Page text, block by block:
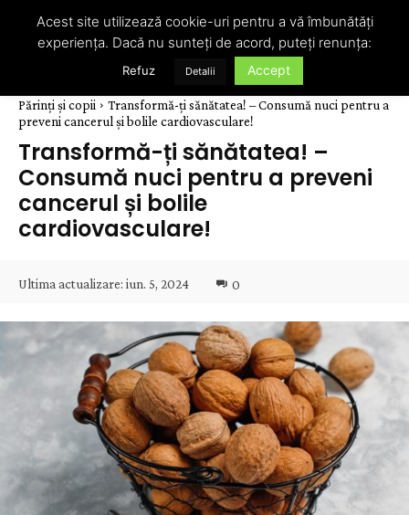
Părinți și copii
Transformă-ți sănătatea! – Consumă nuci pentru a
preveni cancerul și bolile cardiovasculare!
Transformă-ți sănătatea! –
Consumă nuci pentru a preveni
cancerul și bolile
cardiovasculare!
Ultima actualizare: iun. 5, 2024 0
Acest site utilizează cookie-uri pentru a vă îmbunătăți
experiența. Dacă nu sunteți de acord, puteți renunța:
Refuz Detalii Accept